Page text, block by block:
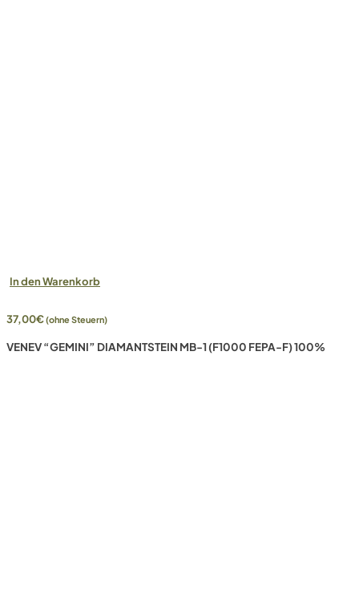
In den Warenkorb
37,00€(ohne Steuern)
VENEV “GEMINI” DIAMANTSTEIN MB-1 (F1000 FEPA-F) 100%